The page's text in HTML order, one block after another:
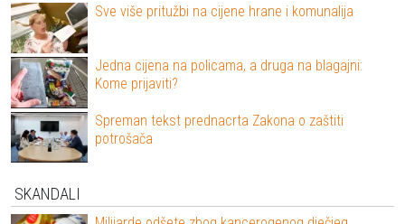
Sve više pritužbi na cijene hrane i komunalija
Jedna cijena na policama, a druga na blagajni:
Kome prijaviti?
Spreman tekst prednacrta Zakona o zaštiti
potrošača
SKANDALI